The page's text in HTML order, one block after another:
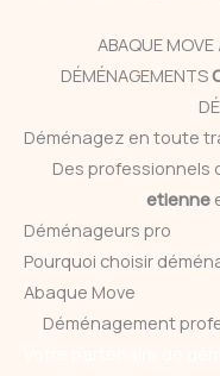
ABAQUE
DÉMÉNAGEMENTS
Déménagez en toute
Des professionnels
etienne
Déménageurs pro
Pourquoi choisir
Abaque Move
Déménagement